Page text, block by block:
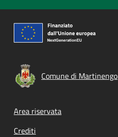
Comune di Martinengo
Footer menu
Area riservata
Crediti